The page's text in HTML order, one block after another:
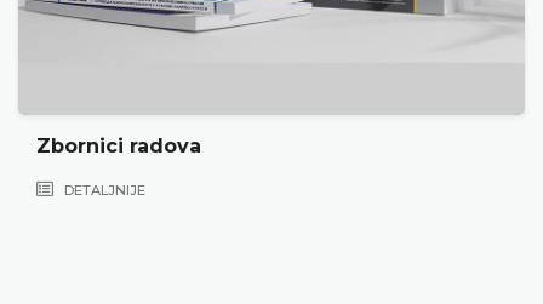
Zbornici radova
DETALJNIJE